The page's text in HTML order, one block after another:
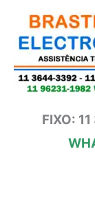
conteúdo
FIXO: